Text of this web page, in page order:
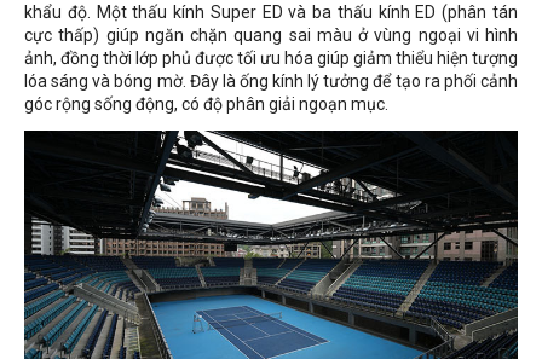
khẩu độ. Một thấu kính Super ED và ba thấu kính ED (phân tán
cực thấp) giúp ngăn chặn quang sai màu ở vùng ngoại vi hình
ảnh, đồng thời lớp phủ được tối ưu hóa giúp giảm thiểu hiện tượng
lóa sáng và bóng mờ. Đây là ống kính lý tưởng để tạo ra phối cảnh
góc rộng sống động, có độ phân giải ngoạn mục.